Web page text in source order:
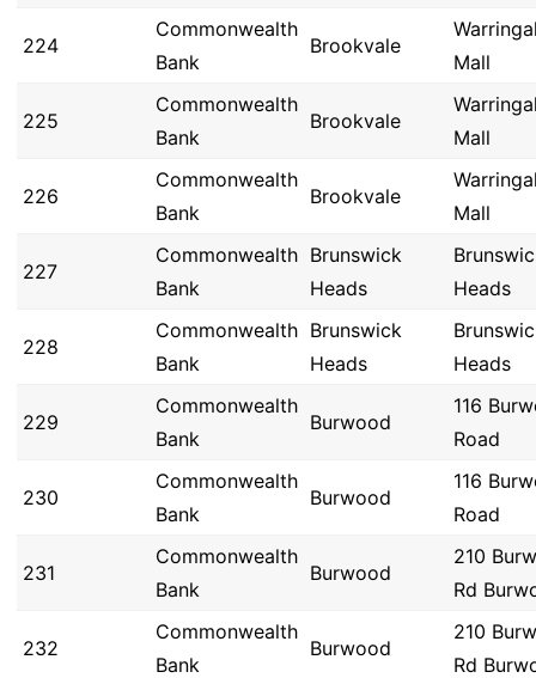
224
Commonwealth
Bank
Brookvale
Mall
225
Commonwealth
Bank
Brookvale
Mall
226
Commonwealth
Bank
Brookvale
Mall
227
Commonwealth
Bank
Brunswick
Heads
Heads
228
Commonwealth
Bank
Brunswick
Heads
Heads
229
Commonwealth
Bank
Burwood
116
Road
230
Commonwealth
Bank
Burwood
116
Road
231
Commonwealth
Bank
Burwood
210
Rd
232
Commonwealth
Bank
Burwood
210
Rd